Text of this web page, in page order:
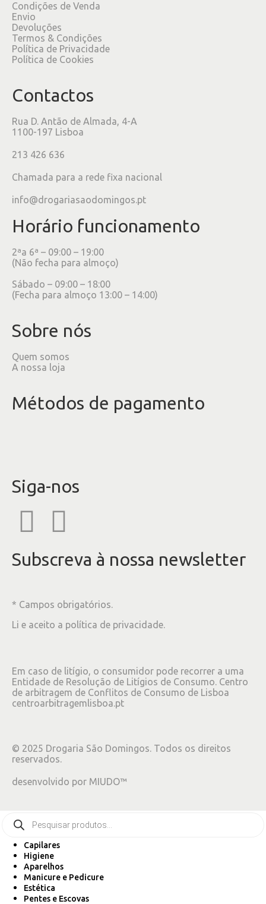
Condições de Venda
Envio
Devoluções
Termos & Condições
Política de Privacidade
Política de Cookies
Contactos
Rua D. Antão de Almada, 4-A
1100-197 Lisboa
213 426 636
Chamada para a rede fixa nacional
info@drogariasaodomingos.pt
Horário funcionamento
2ªa 6ª – 09:00 – 19:00
(Não fecha para almoço)
Sábado – 09:00 – 18:00
(Fecha para almoço 13:00 – 14:00)
Sobre nós
Quem somos
A nossa loja
Métodos de pagamento
Siga-nos
Subscreva à nossa newsletter
* Campos obrigatórios.
Li e aceito a política de privacidade.
Em caso de litígio, o consumidor pode recorrer a uma
Entidade de Resolução de Litígios de Consumo. Centro
de arbitragem de Conflitos de Consumo de Lisboa
centroarbitragemlisboa.pt
© 2025 Drogaria São Domingos. Todos os direitos
reservados.
desenvolvido por MIUDO™
Capilares
Higiene
Aparelhos
Manicure e Pedicure
Estética
Pentes e Escovas